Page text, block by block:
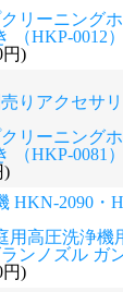
リーニング
HKP-0012）
円)
りアクセサ
リーニング
HKP-0081）
)
HKN-2090・
用高圧洗浄機
ンノズル ガ
円)